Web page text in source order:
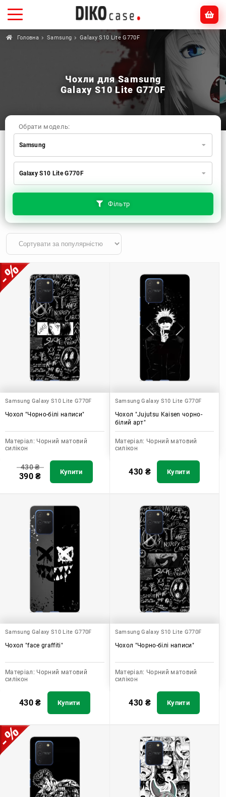
Головна Samsung Galaxy S10 Lite G770F
Чохли для Samsung
Galaxy S10 Lite G770F
Фільтр
Обрати модель:
Samsung
Xiaomi
Apple
Huawei
Realme
TECNO
ZTE
OnePlus
Motorola
Galaxy S10 Lite G770F
Samsung Galaxy S10 Lite G770F
Чохол "Чорно-білі написи"
Матеріал: Чорний матовий
силікон
430₴
390₴ Купити
Samsung Galaxy S10 Lite G770F
Чохол "Jujutsu Kaisen чорно-
білий арт"
Матеріал: Чорний матовий
силікон
430 ₴ Купити
Samsung Galaxy S10 Lite G770F
Чохол "face graffiti"
Матеріал: Чорний матовий
силікон
430₴ Купити
Samsung Galaxy S10 Lite G770F
Чохол "Чорно-білі написи"
Матеріал: Чорний матовий
силікон
430 ₴ Купити